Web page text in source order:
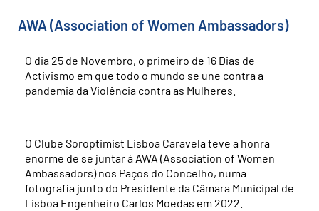
AWA (Association of Women Ambassadors)
O dia 25 de Novembro, o primeiro de 16 Dias de
Activismo em que todo o mundo se une contra a
pandemia da Violência contra as Mulheres.
O Clube Soroptimist Lisboa Caravela teve a honra
enorme de se juntar à AWA (Association of Women
Ambassadors) nos Paços do Concelho, numa
fotografia junto do Presidente da Câmara Municipal de
Lisboa Engenheiro Carlos Moedas em 2022.